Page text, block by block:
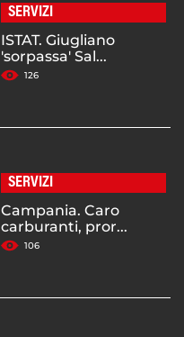
SERVIZI
ISTAT. Giugliano
'sorpassa' Sal...
126
SERVIZI
Campania. Caro
carburanti, pror...
106